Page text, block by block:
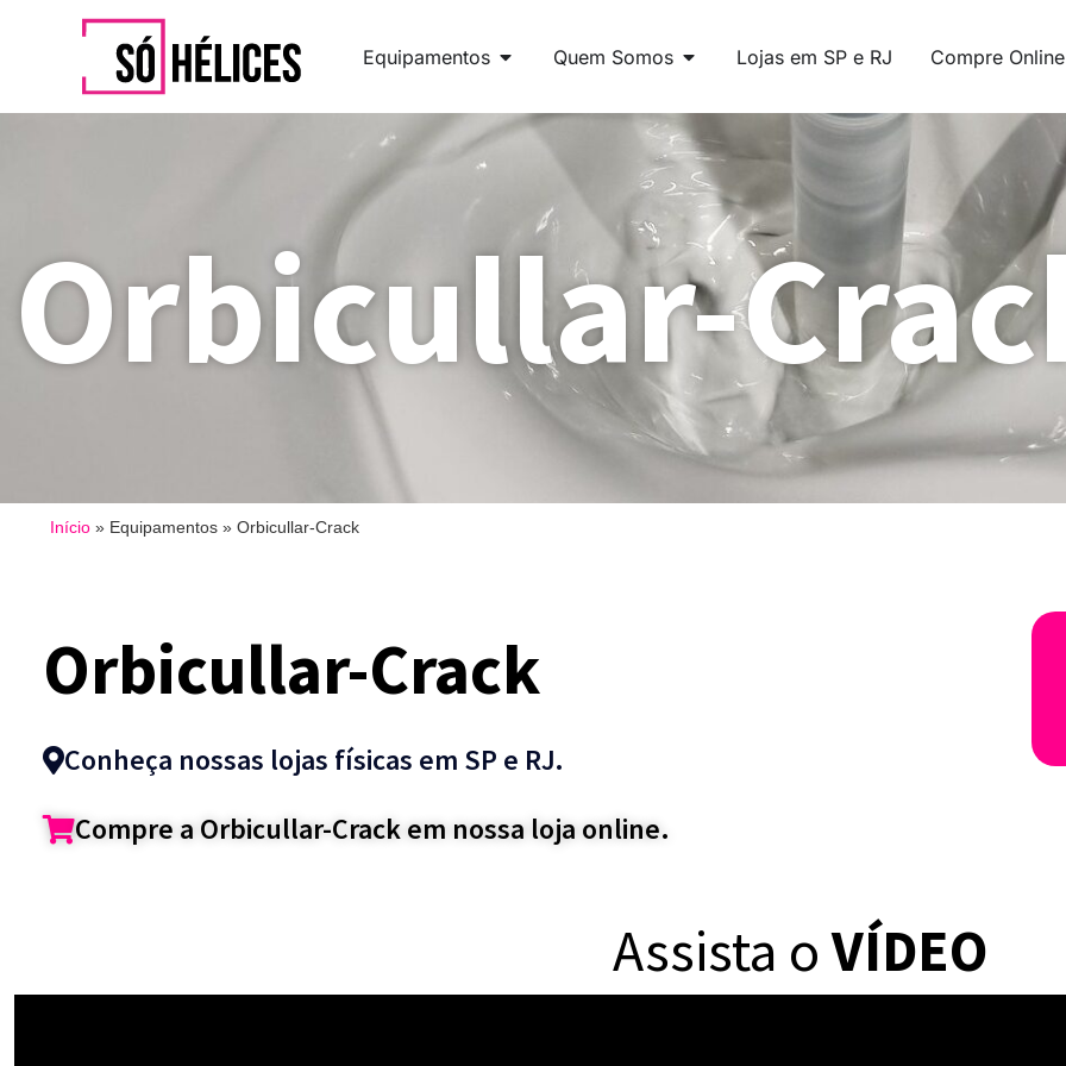
Equipamentos Quem Somos Lojas em SP e RJ Compre Online
Orbicullar-
Início » Equipamentos » Orbicullar-Crack
Orbicullar-Crack
Conheça nossas lojas físicas em SP e RJ.
Compre a Orbicullar-Crack em nossa loja online.
Assista oVÍDEO